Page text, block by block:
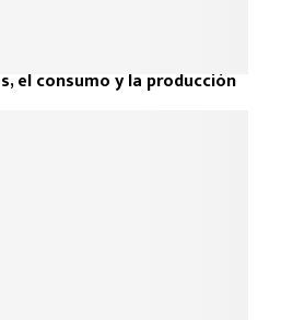
el consumo y la producción